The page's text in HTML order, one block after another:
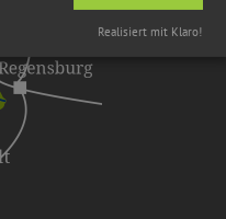
Realisiert mit Klaro!